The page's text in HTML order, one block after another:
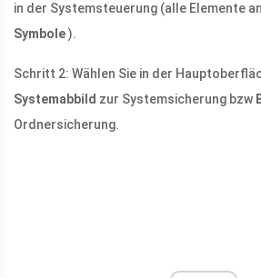
in der Systemsteuerung (alle Elemente
Symbole).
Schritt 2: Wählen Sie in der
Systemabbild zur Systemsicherung bzw
Ordnersicherung.